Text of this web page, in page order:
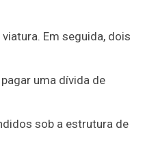
Em seguida, dois
uma dívida de
sob a estrutura de